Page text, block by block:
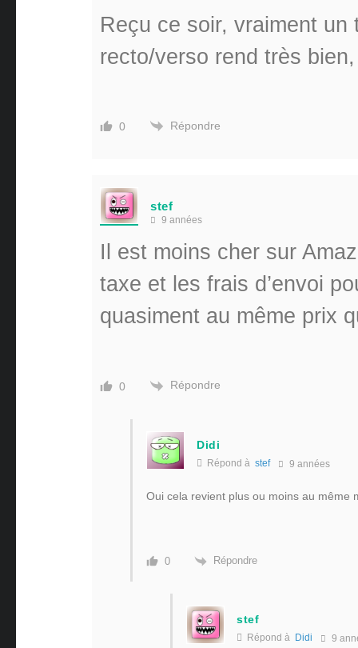
Reçu ce soir, vraiment
recto/verso rend très
0 Répondre
stef
9 années
Il est moins cher sur
taxe et les frais d’envoi
quasiment au même prix
0 Répondre
Didi
Répond à stef 9 années
Oui cela revient plus ou moins au même
0 Répondre
stef
Répond à Didi 9